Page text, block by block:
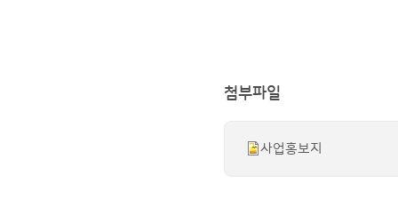
첨부파일
사업홍보지